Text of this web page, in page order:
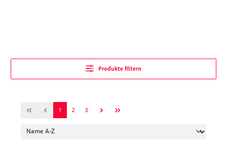
Produkte filtern
Seite
1 Seite
2 Seite
3